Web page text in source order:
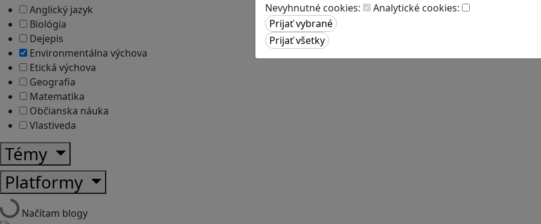
Nevyhnutné cookies:
Analytické cookies:
Anglický jazyk
Biológia
Dejepis
Environmentálna výchova
Etická výchova
Geografia
Matematika
Občianska náuka
Vlastiveda
Témy
Platformy
Načítam blogy